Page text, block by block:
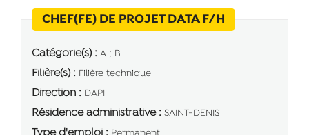
CHEF(FE) DE PROJET DATA F/H
Catégorie(s) : A ; B
Filière(s) : Filière technique
Direction : DAPI
Résidence administrative : SAINT-DENIS